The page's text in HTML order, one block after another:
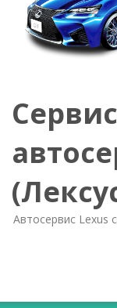
Автосервис Lexus